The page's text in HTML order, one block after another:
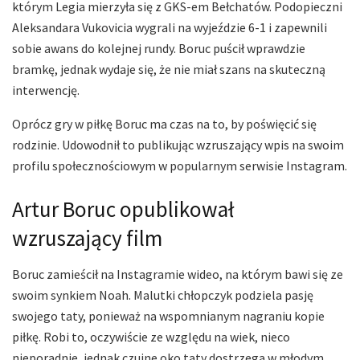
którym Legia mierzyła się z GKS-em Bełchatów. Podopieczni
Aleksandara Vukovicia wygrali na wyjeździe 6-1 i zapewnili
sobie awans do kolejnej rundy. Boruc puścił wprawdzie
bramkę, jednak wydaje się, że nie miał szans na skuteczną
interwencję.
Oprócz gry w piłkę Boruc ma czas na to, by poświęcić się
rodzinie. Udowodnił to publikując wzruszający wpis na swoim
profilu społecznościowym w popularnym serwisie Instagram.
Artur Boruc opublikował
wzruszający film
Boruc zamieścił na Instagramie wideo, na którym bawi się ze
swoim synkiem Noah. Malutki chłopczyk podziela pasję
swojego taty, ponieważ na wspomnianym nagraniu kopie
piłkę. Robi to, oczywiście ze względu na wiek, nieco